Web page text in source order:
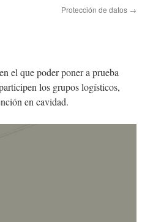
Protección de datos →
el que poder poner a prueba
los grupos logísticos,
en cavidad.